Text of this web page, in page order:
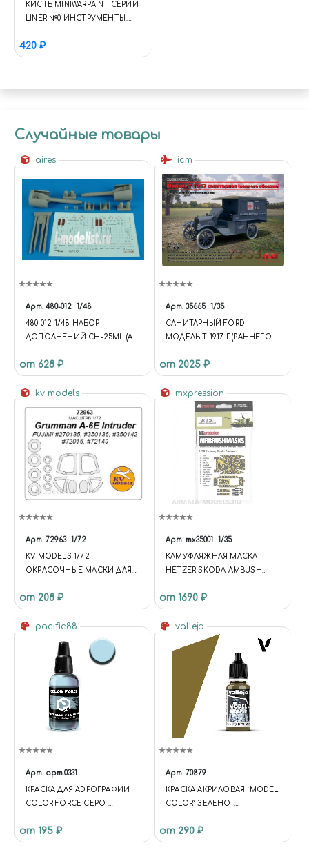
КИСТЬ MINIWARPAINT СЕРИИ
LINER №0 ИНСТРУМЕНТЫ:
420 ₽
Случайные товары
aires
Арт. 480-012 1/48
480 012 1/48 НАБОР
ДОПОЛНЕНИЙ CH-25ML (AS-
MISSILE
от 628 ₽
icm
Арт. 35665 1/35
САНИТАРНЫЙ FORD
МОДЕЛЬ T 1917 Г.(РАННЕГО
от 2025 ₽
kv models
Арт. 72963 1/72
KV MODELS 1/72
ОКРАСОЧНЫЕ МАСКИ ДЛЯ
МАСКИ НА ДИСКИ И
КОЛЕСА
от 208 ₽
mxpression
Арт. mx35001 1/35
КАМУФЛЯЖНАЯ МАСКА
HETZER SKODA AMBUSH
от 1690 ₽
pacific88
Арт. арт.0331
КРАСКА ДЛЯ АЭРОГРАФИИ
COLOR FORCE СЕРО-
BLUE FOR C.-33)
от 195 ₽
vallejo
Арт. 70879
КРАСКА АКРИЛОВАЯ `MODEL
COLOR` ЗЕЛЕНО-
BROWN
от 290 ₽